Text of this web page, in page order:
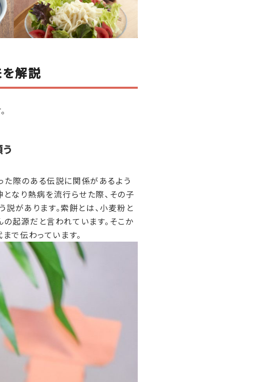
解説
際のある伝説に関係があるよう
なり熱病を流行らせた際、その子
説があります。索餅とは、小麦粉と
起源だと言われています。そこか
で伝わっています。